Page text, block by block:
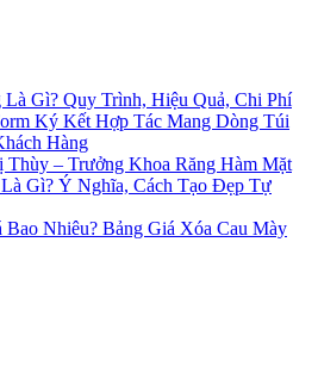
Gì? Quy Trình, Hiệu Quả, Chi Phí
Ký Kết Hợp Tác Mang Dòng Túi
Hàng
– Trưởng Khoa Răng Hàm Mặt
Gì? Ý Nghĩa, Cách Tạo Đẹp Tự
Bao Nhiêu? Bảng Giá Xóa Cau Mày